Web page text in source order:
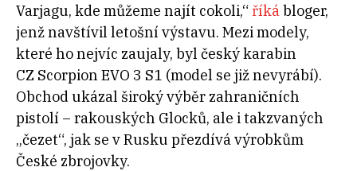
Varjagu, kde můžeme najít cokoli,“ říkábloger,
jenž navštívil letošní výstavu. Mezi modely,
které ho nejvíc zaujaly, byl český karabin
CZ Scorpion EVO 3 S1 (model se již nevyrábí).
Obchod ukázal široký výběr zahraničních
pistolí – rakouských Glocků, ale i takzvaných
„čezet“, jak se v Rusku přezdívá výrobkům
České zbrojovky.